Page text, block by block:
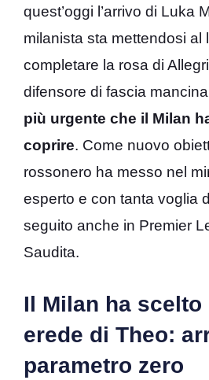
quest’oggi l’arrivo di Luka
milanista sta mettendosi al
completare la rosa di
difensore di fascia
più urgente che il Milan
coprire. Come nuovo
rossonero ha messo nel
esperto e con tanta voglia
seguito anche in Premier
Saudita.
Il Milan ha
erede di Theo:
parametro zero